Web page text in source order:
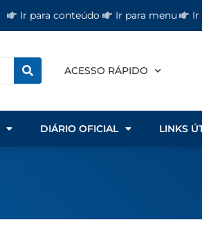
Ir para conteúdo Ir para menu Ir
ACESSO RÁPIDO
DIÁRIO OFICIAL LINKS